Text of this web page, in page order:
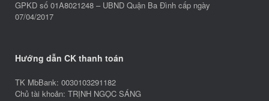
Shopee:https://shopee.vn/homful.vn